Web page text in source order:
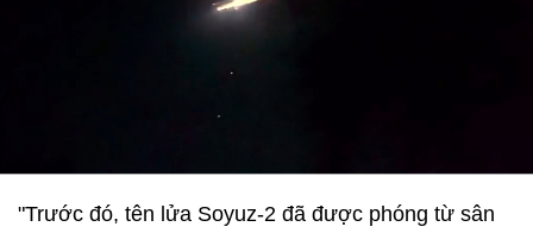
"Trước đó, tên lửa Soyuz-2 đã được phóng từ sân